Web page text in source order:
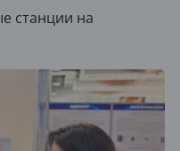
станции на